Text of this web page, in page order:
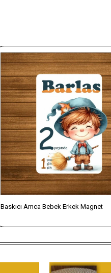
Baskıcı Amca Bebek Erkek Magnet